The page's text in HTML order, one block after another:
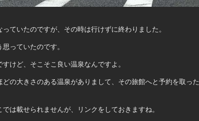
ていたのですが、その時は行けずに終わりました。
っていたのです。
けど、そこそこ良い温泉なんですよ。
の大きさのある温泉がありまして、その旅館へと予約を取った
は載せられませんが、リンクをしておきますね。